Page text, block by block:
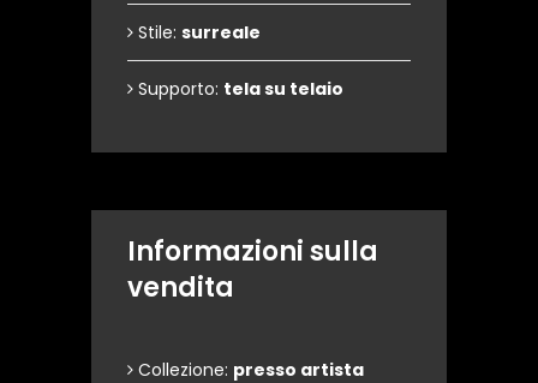
Stile: surreale
Supporto: tela su telaio
Informazioni sulla
vendita
Collezione: presso artista